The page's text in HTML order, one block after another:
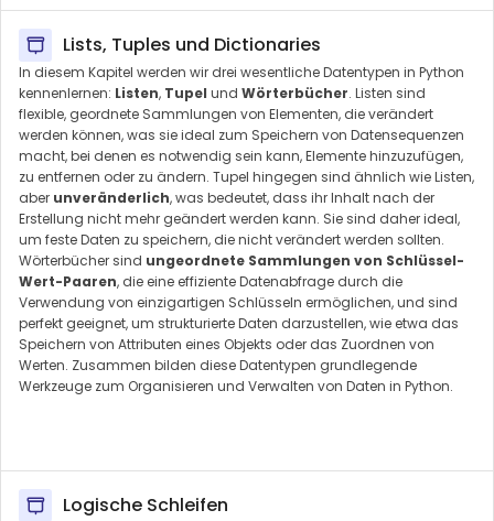
Lists, Tuples und Dictionaries
In diesem Kapitel werden wir drei wesentliche Datentypen in Python
kennenlernen: Listen, Tupel und Wörterbücher. Listen sind
flexible, geordnete Sammlungen von Elementen, die verändert
werden können, was sie ideal zum Speichern von Datensequenzen
macht, bei denen es notwendig sein kann, Elemente hinzuzufügen,
zu entfernen oder zu ändern. Tupel hingegen sind ähnlich wie Listen,
aber unveränderlich, was bedeutet, dass ihr Inhalt nach der
Erstellung nicht mehr geändert werden kann. Sie sind daher ideal,
um feste Daten zu speichern, die nicht verändert werden sollten.
Wörterbücher sind ungeordnete Sammlungen von Schlüssel-
Wert-Paaren, die eine effiziente Datenabfrage durch die
Verwendung von einzigartigen Schlüsseln ermöglichen, und sind
perfekt geeignet, um strukturierte Daten darzustellen, wie etwa das
Speichern von Attributen eines Objekts oder das Zuordnen von
Werten. Zusammen bilden diese Datentypen grundlegende
Werkzeuge zum Organisieren und Verwalten von Daten in Python.
Logische Schleifen